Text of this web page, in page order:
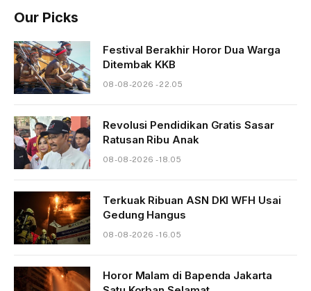
Our Picks
Festival Berakhir Horor Dua Warga
Ditembak KKB
08-08-2026 - 22.05
Revolusi Pendidikan Gratis Sasar
Ratusan Ribu Anak
08-08-2026 - 18.05
Terkuak Ribuan ASN DKI WFH Usai
Gedung Hangus
08-08-2026 - 16.05
Horor Malam di Bapenda Jakarta